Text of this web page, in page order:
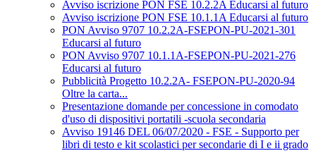
Avviso iscrizione PON FSE 10.2.2A Educarsi al futuro
Avviso iscrizione PON FSE 10.1.1A Educarsi al futuro
PON Avviso 9707 10.2.2A-FSEPON-PU-2021-301
Educarsi al futuro
PON Avviso 9707 10.1.1A-FSEPON-PU-2021-276
Educarsi al futuro
Pubblicità Progetto 10.2.2A- FSEPON-PU-2020-94
Oltre la carta...
Presentazione domande per concessione in comodato
d'uso di dispositivi portatili -scuola secondaria
Avviso 19146 DEL 06/07/2020 - FSE - Supporto per
libri di testo e kit scolastici per secondarie di I e ii grado